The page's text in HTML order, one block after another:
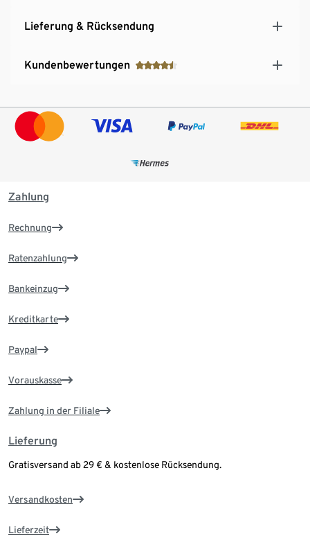
Lieferung & Rücksendung
Kundenbewertungen
Zahlung
Rechnung
Ratenzahlung
Bankeinzug
Kreditkarte
Paypal
Vorauskasse
Zahlung in der Filiale
Lieferung
Gratisversand ab 29 € & kostenlose Rücksendung.
Versandkosten
Lieferzeit